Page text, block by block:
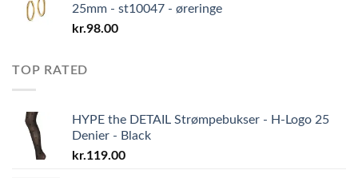
25mm - st10047 - øreringe
kr.98.00
TOP RATED
HYPE the DETAIL Strømpebukser - H-Logo 25
Denier - Black
kr.119.00